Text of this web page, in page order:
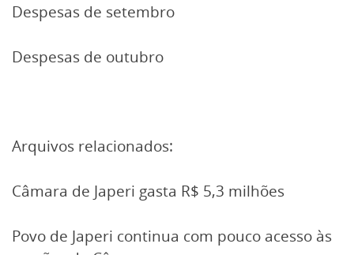
Despesas de setembro
Despesas de outubro
Arquivos relacionados:
Câmara de Japeri gasta R$ 5,3 milhões
Povo de Japeri continua com pouco acesso às